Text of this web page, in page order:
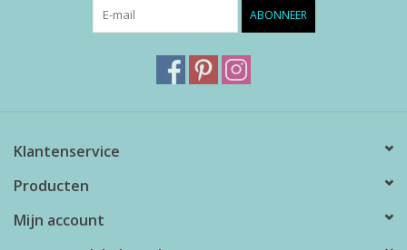
ABONNEER
Klantenservice
Producten
Mijn account